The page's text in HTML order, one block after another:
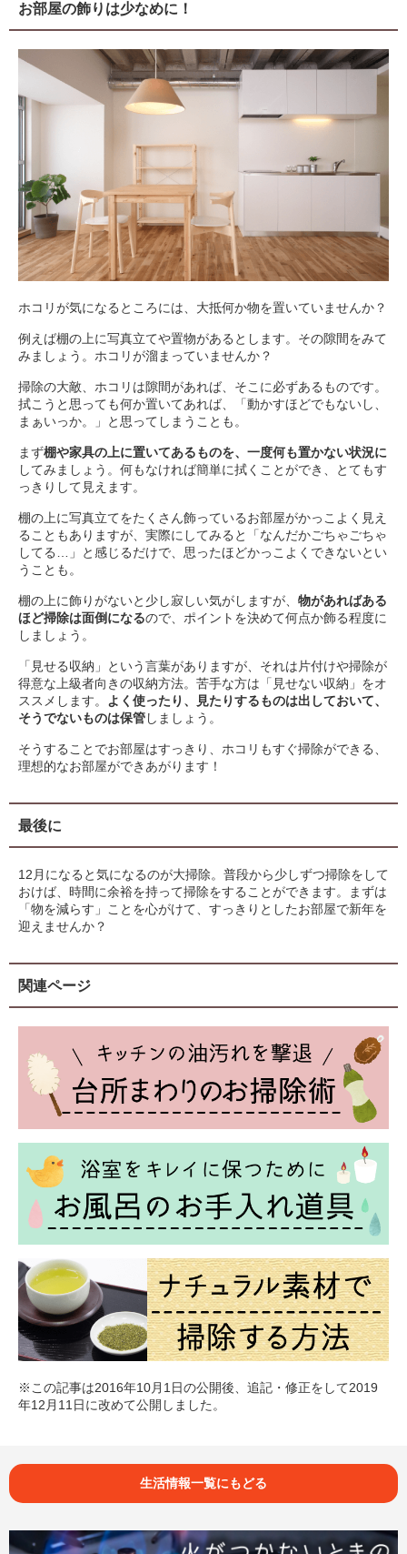
お部屋の飾りは少なめに！
ホコリが気になるところには、大抵何か物を置いていませんか？
例えば棚の上に写真立てや置物があるとします。その隙間をみて
みましょう。ホコリが溜まっていませんか？
掃除の大敵、ホコリは隙間があれば、そこに必ずあるものです。
拭こうと思っても何か置いてあれば、「動かすほどでもないし、
まぁいっか。」と思ってしまうことも。
まず棚や家具の上に置いてあるものを、一度何も置かない状況に
してみましょう。何もなければ簡単に拭くことができ、とてもす
っきりして見えます。
棚の上に写真立てをたくさん飾っているお部屋がかっこよく見え
ることもありますが、実際にしてみると「なんだかごちゃごちゃ
してる…」と感じるだけで、思ったほどかっこよくできないとい
うことも。
棚の上に飾りがないと少し寂しい気がしますが、 物があればある
ほど掃除は面倒になるので、ポイントを決めて何点か飾る程度に
しましょう。
「見せる収納」という言葉がありますが、それは片付けや掃除が
得意な上級者向きの収納方法。苦手な方は「見せない収納」をオ
ススメします。
よく使ったり、見たりするものは出しておいて、
そうでないものは保管しましょう。
そうすることでお部屋はすっきり、ホコリもすぐ掃除ができる、
理想的なお部屋ができあがります！
最後に
12月になると気になるのが大掃除。普段から少しずつ掃除をして
おけば、時間に余裕を持って掃除をすることができます。まずは
「物を減らす」ことを心がけて、すっきりとしたお部屋で新年を
迎えませんか？
関連ページ
※この記事は2016年10月1日の公開後、追記・修正をして2019
年12月11日に改めて公開しました。
生活情報一覧にもどる